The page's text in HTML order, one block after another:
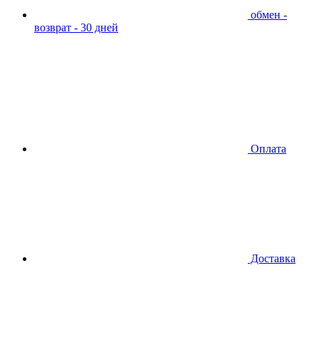
обмен -
возврат - 30 дней
Оплата
Доставка